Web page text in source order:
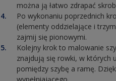
można ją łatwo zdrapać
Po wykonaniu poprzednich
(elementy oddzielające i
zajmij się pionowymi.
Kolejny krok to malowanie
znajdują się rowki, w których
pomiędzy szybę a ramę.